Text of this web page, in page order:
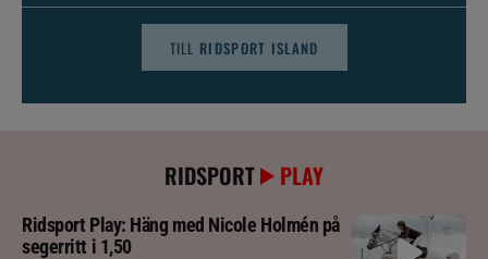
TILL RIDSPORT ISLAND
RIDSPORT PLAY
Ridsport Play: Häng med Nicole Holmén på
segerritt i 1,50